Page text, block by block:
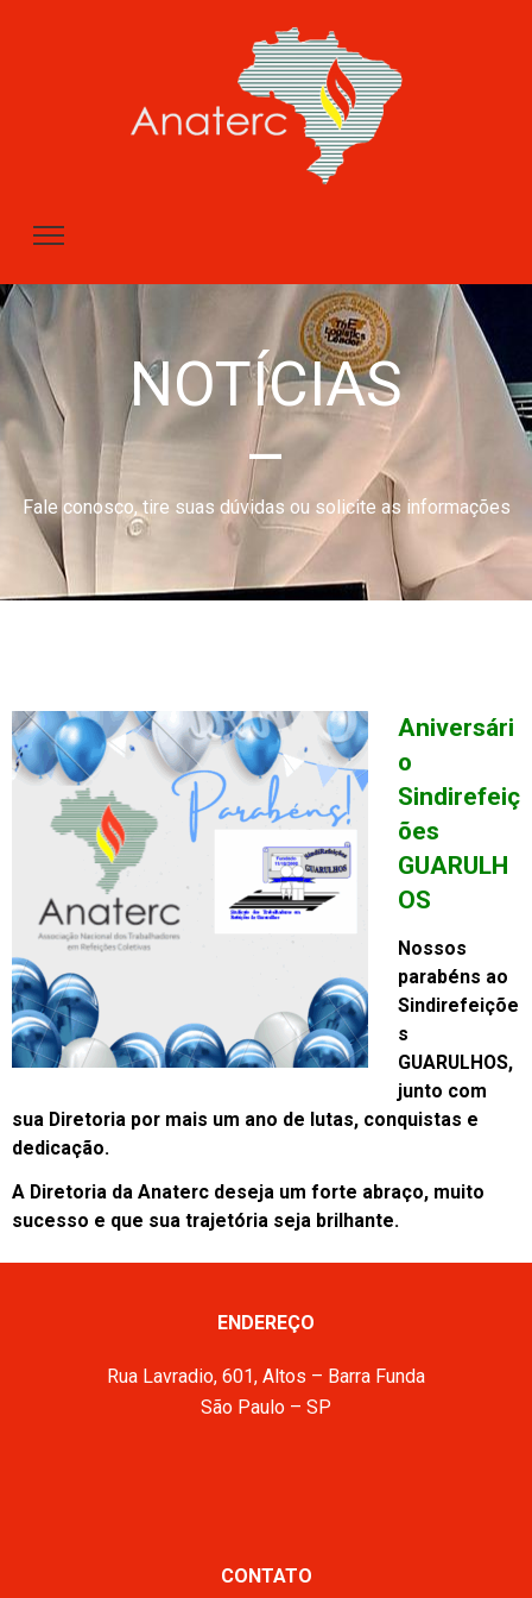
NOTÍCIAS
–
Fale conosco, tire suas dúvidas ou solicite as informações
Aniversári
o
Sindirefeiç
ões
GUARULH
OS
Nossos
parabéns ao
Sindirefeiçõe
s
GUARULHOS,
junto com
sua Diretoria por mais um ano de lutas, conquistas e
dedicação.
A Diretoria da Anaterc deseja um forte abraço, muito
sucesso e que sua trajetória seja brilhante.
ENDEREÇO
Rua Lavradio, 601, Altos – Barra Funda
São Paulo – SP
CONTATO